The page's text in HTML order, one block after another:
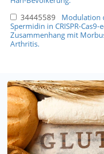
34445589 Modulation
Spermidin in CRISPR-
Zusammenhang mit
Arthritis.